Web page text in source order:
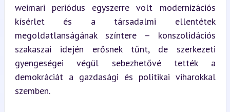
weimari periódus egyszerre volt modernizációs
kísérlet és a társadalmi ellentétek
megoldatlanságának színtere – konszolidációs
szakaszai idején erősnek tűnt, de szerkezeti
gyengeségei végül sebezhetővé tették a
demokráciát a gazdasági és politikai viharokkal
szemben.